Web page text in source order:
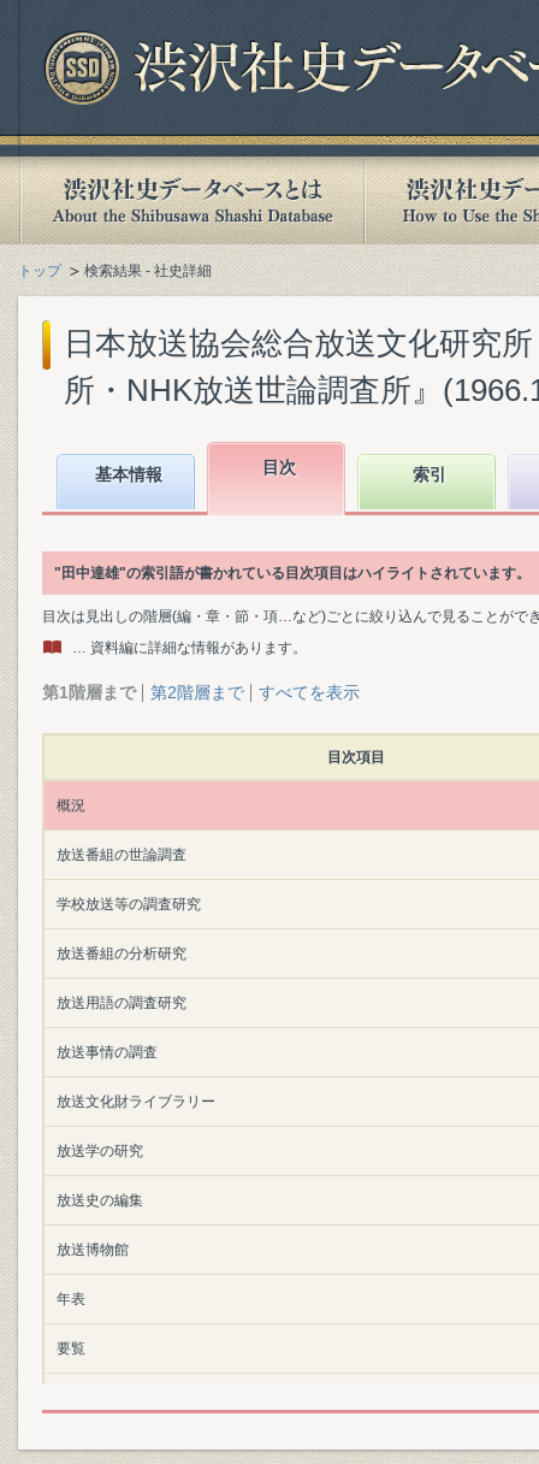
トップ 検索結果 - 社史詳細
日本放送協会総合放送文化研究
所・NHK放送世論調査所』
基本情報 目次 索引
"田中達雄"の索引語が書かれている目次項目はハイライトされています。
目次は見出しの階層(編・章・節・項…など)ごとに絞り込んで見ることがで
… 資料編に詳細な情報があります。
第1階層まで 第2階層まで すべてを表示
目次項目
概況
放送番組の世論調査
学校放送等の調査研究
放送番組の分析研究
放送用語の調査研究
放送事情の調査
放送文化財ライブラリー
放送学の研究
放送史の編集
放送博物館
年表
要覧
図表一覧